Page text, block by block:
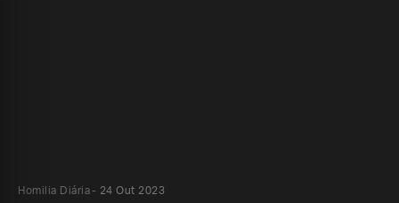
Homilia Diária 24 Out 2023